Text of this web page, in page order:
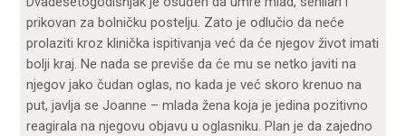
prikovan za bolničku postelju. Zato je odlučio da neće
prolaziti kroz klinička ispitivanja već da će njegov život imati
bolji kraj. Ne nada se previše da će mu se netko javiti na
njegov jako čudan oglas, no kada je već skoro krenuo na
put, javlja se Joanne – mlada žena koja je jedina pozitivno
reagirala na njegovu objavu u oglasniku. Plan je da zajedno